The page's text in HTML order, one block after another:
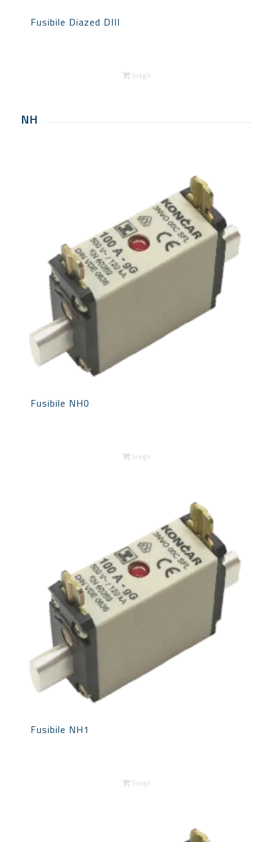
Fusibile Diazed DIII
Scegli
NH
Fusibile NH0
Scegli
Fusibile NH1
Scegli